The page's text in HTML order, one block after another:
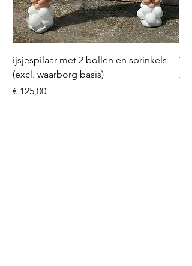
ijsjespilaar met 2 bollen en sprinkels
(excl. waarborg basis)
Prijs
€ 125,00
Prijs
€